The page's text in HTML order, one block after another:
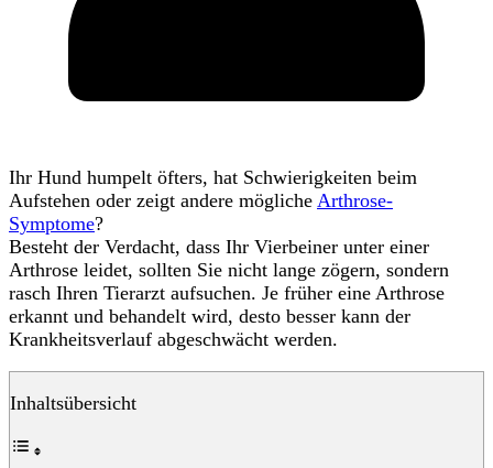
Ihr Hund humpelt öfters, hat Schwierigkeiten beim
Aufstehen oder zeigt andere mögliche Arthrose-
Symptome?
Besteht der Verdacht, dass Ihr Vierbeiner unter einer
Arthrose leidet, sollten Sie nicht lange zögern, sondern
rasch Ihren Tierarzt aufsuchen. Je früher eine Arthrose
erkannt und behandelt wird, desto besser kann der
Krankheitsverlauf abgeschwächt werden.
Inhaltsübersicht